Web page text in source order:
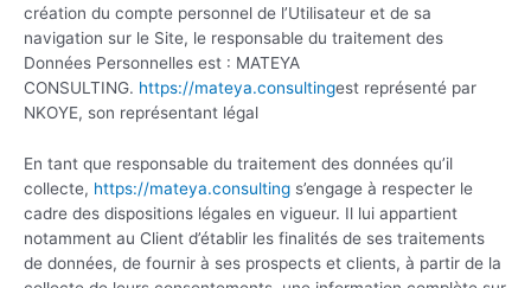
création du compte personnel de l’Utilisateur et de sa
navigation sur le Site, le responsable du traitement des
Données Personnelles est : MATEYA
CONSULTING. https://mateya.consultingest représenté par
NKOYE, son représentant légal
En tant que responsable du traitement des données qu’il
collecte, https://mateya.consulting s’engage à respecter le
cadre des dispositions légales en vigueur. Il lui appartient
notamment au Client d’établir les finalités de ses traitements
de données, de fournir à ses prospects et clients, à partir de la